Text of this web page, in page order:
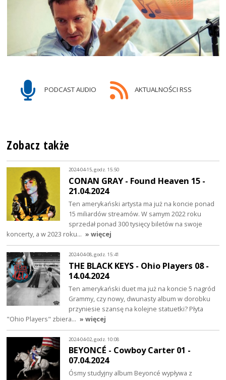
PODCAST AUDIO AKTUALNOŚCI RSS
Zobacz także
2024-04-15, godz. 15:50
CONAN GRAY - Found Heaven 15 -
21.04.2024
Ten amerykański artysta ma już na koncie ponad
15 miliardów streamów. W samym 2022 roku
sprzedał ponad 300 tysięcy biletów na swoje
koncerty, a w 2023 roku… » więcej
2024-04-08, godz. 15:41
THE BLACK KEYS - Ohio Players 08 -
14.04.2024
Ten amerykański duet ma już na koncie 5 nagród
Grammy, czy nowy, dwunasty album w dorobku
przyniesie szansę na kolejne statuetki? Płyta
"Ohio Players" zbiera… » więcej
2024-04-02, godz. 10:08
BEYONCÉ - Cowboy Carter 01 -
07.04.2024
Ósmy studyjny album Beyoncé wypływa z